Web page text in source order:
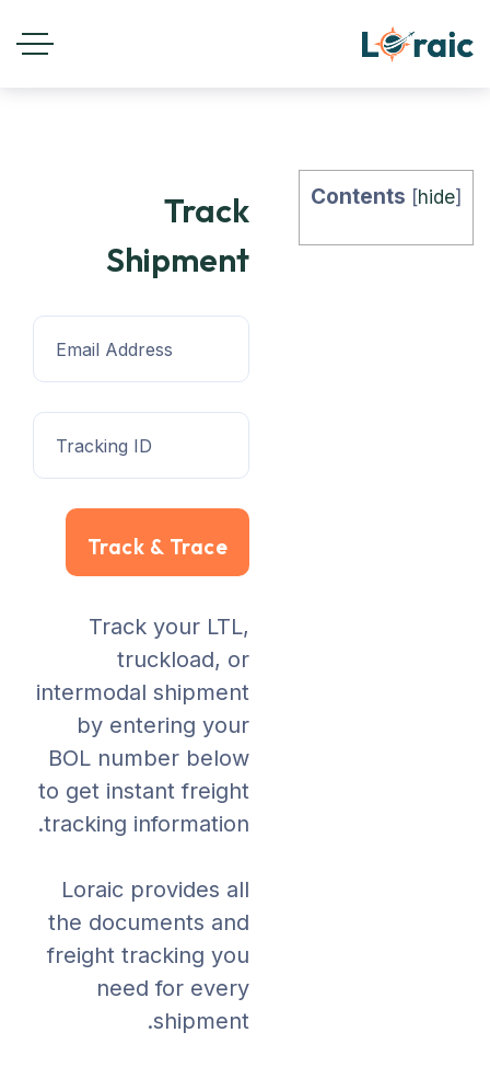
Contents [hide]
Track
Shipment
Track & Trace
Track your LTL,
truckload, or
intermodal shipment
by entering your
BOL number below
to get instant freight
tracking information.
Loraic provides all
the documents and
freight tracking you
need for every
shipment.